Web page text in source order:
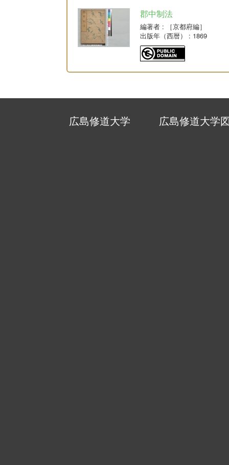
郡中制法
編著者 : ［京都府編］
出版年（西暦）
: 1869
広島修道大学 広島修道大学